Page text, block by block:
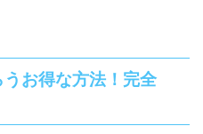
お得な方法！完全